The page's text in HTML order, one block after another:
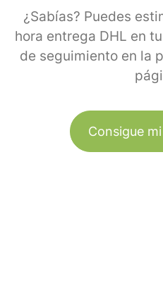
¿Sabías? Puedes
hora entrega DHL en
de seguimiento en la
Consigue